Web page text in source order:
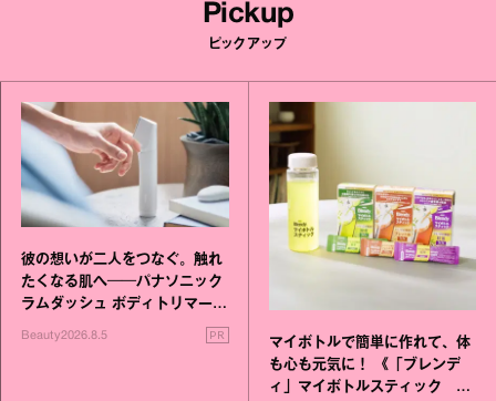
Pickup
ピックアップ
彼の想いが二人をつなぐ。触れ
たくなる肌へ──パナソニック
ラムダッシュ ボディトリマーが
Beauty2026.8.5 PR
マイボトルで簡単に作れて、体
も心も元気に！ 《「ブレンデ
ィ」マイボトルスティック い